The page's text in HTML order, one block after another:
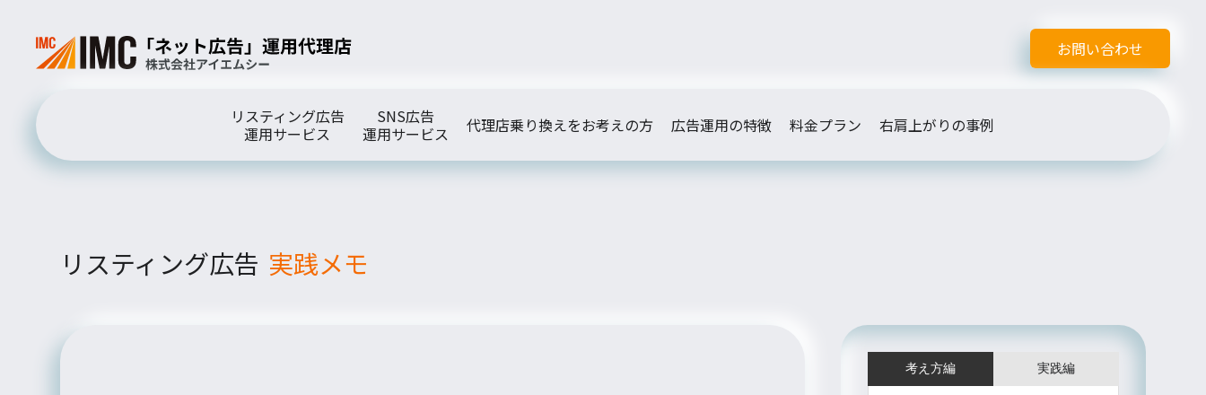
お問い合わせ
リスティング広告
運用サービス
SNS広告
運用サービス
代理店乗り換えをお考えの方 広告運用の特徴 料金プラン 右肩上がりの事例
リスティング広告 実践メモ
考え方編 実践編